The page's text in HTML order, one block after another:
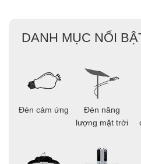
DANH MỤC NỔI
Đèn cảm ứng
Đèn năng
lượng mặt trời